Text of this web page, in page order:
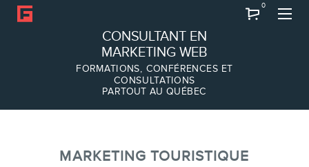
CONSULTANT EN
MARKETING WEB
FORMATIONS, CONFÉRENCES ET
CONSULTATIONS
PARTOUT AU QUÉBEC
0
À PROPOS
Équipe
MARKETING TOURISTIQUE